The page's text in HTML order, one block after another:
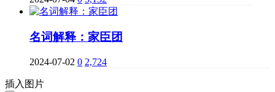
名词解释：家臣团
2024-07-02 0 2,724
插入图片